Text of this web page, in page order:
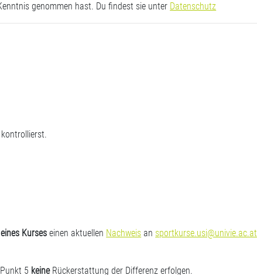
genommen hast. Du findest sie unter Datenschutz
Kurseseinen aktuellen Nachweis an sportkurse.usi@univie.ac.at
Punkt 5 keine Rückerstattung der Differenz erfolgen.